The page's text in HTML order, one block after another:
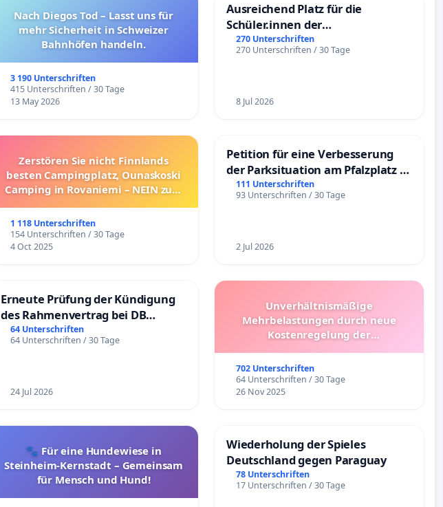
Nach Diegos Tod – Lasst uns für
mehr Sicherheit in Schweizer
Bahnhöfen handeln.
3 190 Unterschriften
415 Unterschriften / 30 Tage
13 May 2026
Ausreichend Platz für die
Schüler.innen der
Schönbergschule
270 Unterschriften
270 Unterschriften / 30 Tage
8 Jul 2026
Zerstören Sie nicht Finnlands
besten Campingplatz, Ounaskoski
Camping in Rovaniemi – NEIN zum
1 118 Unterschriften
154 Unterschriften / 30 Tage
4 Oct 2025
Petition für eine Verbesserung
der Parksituation am Pfalzplatz in
Mannheim
111 Unterschriften
93 Unterschriften / 30 Tage
2 Jul 2026
Erneute Prüfung der Kündigung
des Rahmenvertrag bei DB
Fahrwegdienste Gmbh
64 Unterschriften
64 Unterschriften / 30 Tage
24 Jul 2026
Unverhältnismäßige
Mehrbelastungen durch neue
Kostenregelung der
Überprüfung und Alternativen
702 Unterschriften
64 Unterschriften / 30 Tage
26 Nov 2025
🐾 Für eine Hundewiese in
Steinheim-Kernstadt – Gemeinsam
für Mensch und Hund!
Wiederholung der Spieles
Deutschland gegen Paraguay
78 Unterschriften
17 Unterschriften / 30 Tage